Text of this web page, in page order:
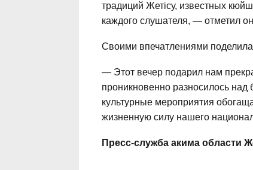
традиций Жетісу, известных
каждого слушателя, — отметил
Своими впечатлениями
— Этот вечер подарил нам
проникновенно разносилось
культурные мероприятия
жизненную силу нашего
Пресс-служба акима области